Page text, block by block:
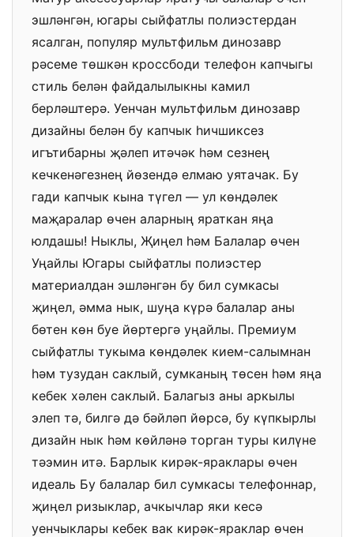
эшләнгән, югары сыйфатлы полиэстердан
ясалган, популяр мультфильм динозавр
рәсеме төшкән кроссбоди телефон капчыгы
стиль белән файдалылыкны камил
берләштерә. Уенчан мультфильм динозавр
дизайны белән бу капчык һичшиксез
игътибарны җәлеп итәчәк һәм сезнең
кечкенәгезнең йөзендә елмаю уятачак. Бу
гади капчык кына түгел — ул көндәлек
маҗаралар өчен аларның яраткан яңа
юлдашы! Ныклы, Җиңел һәм Балалар өчен
Уңайлы Югары сыйфатлы полиэстер
материалдан эшләнгән бу бил сумкасы
җиңел, әмма нык, шуңа күрә балалар аны
бөтен көн буе йөртергә уңайлы. Премиум
сыйфатлы тукыма көндәлек кием-салымнан
һәм тузудан саклый, сумканың төсен һәм яңа
кебек хәлен саклый. Балагыз аны аркылы
элеп тә, билгә дә бәйләп йөрсә, бу күпкырлы
дизайн нык һәм көйләнә торган туры килүне
тәэмин итә. Барлык кирәк-яраклары өчен
идеаль Бу балалар бил сумкасы телефоннар,
җиңел ризыклар, ачкычлар яки кесә
уенчыклары кебек вак кирәк-яраклар өчен